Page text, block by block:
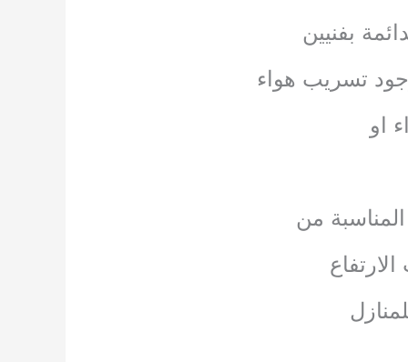
بفنيين
تسريب هواء
او
من